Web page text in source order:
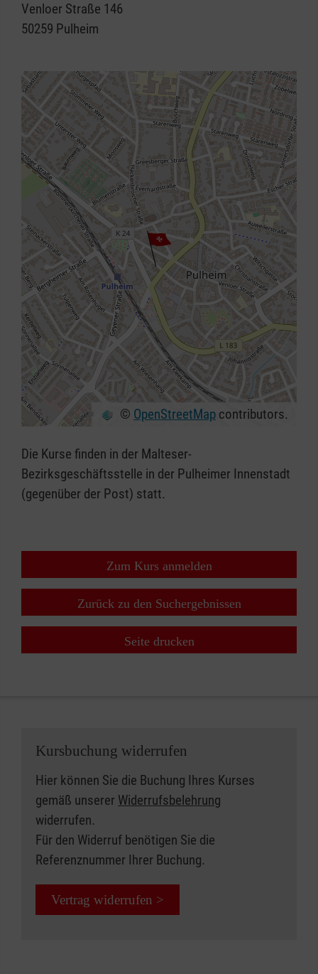
Venloer Straße 146
50259 Pulheim
⇧
© OpenStreetMap contributors.
Die Kurse finden in der Malteser-
Bezirksgeschäftsstelle in der Pulheimer Innenstadt
(gegenüber der Post) statt.
Zum Kurs anmelden
Zurück zu den Suchergebnissen
Seite drucken
Kursbuchung widerrufen
Hier können Sie die Buchung Ihres Kurses
gemäß unserer Widerrufsbelehrung
widerrufen.
Für den Widerruf benötigen Sie die
Referenznummer Ihrer Buchung.
Vertrag widerrufen >